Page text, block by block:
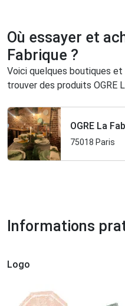
Où essayer et
Fabrique ?
Voici quelques boutiques et
trouver des produits OGRE
OGRE La
75018 Paris
Informations
Logo